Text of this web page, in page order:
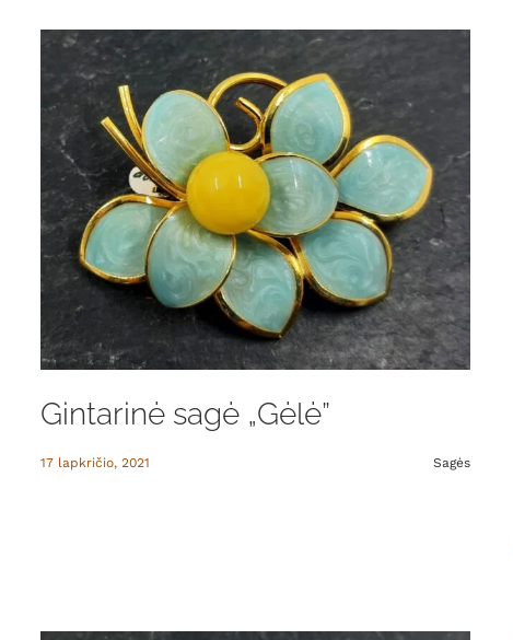
Gintarinė sagė „Gėlė”
17 lapkričio, 2021